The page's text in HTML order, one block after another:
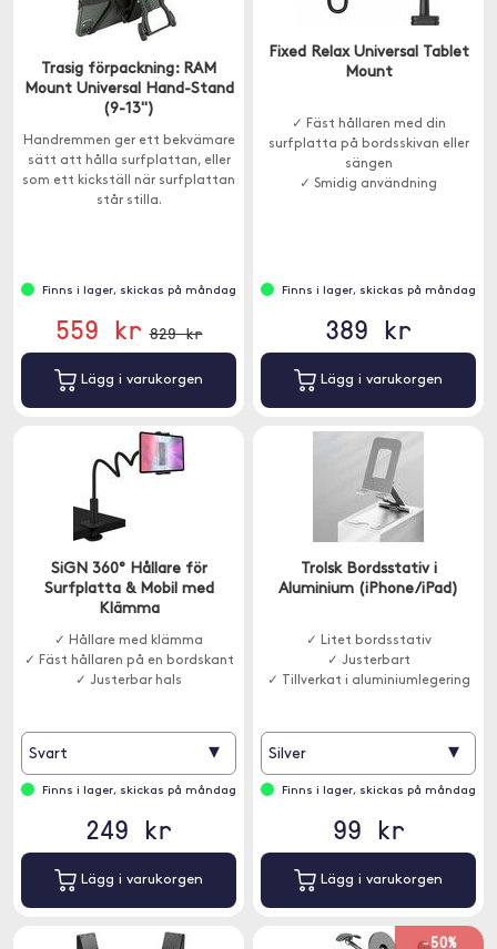
Trasig förpackning: RAM
Mount Universal Hand-Stand
(9-13")
Handremmen ger ett bekvämare
sätt att hålla surfplattan, eller
som ett kickställ när surfplattan
står stilla.
Finns i lager, skickas på måndag
559 kr 829 kr
Lägg i varukorgen
Fixed Relax Universal Tablet
Mount
✓ Fäst hållaren med din
surfplatta på bordsskivan eller
sängen
✓ Smidig användning
Finns i lager, skickas på måndag
389 kr
Lägg i varukorgen
SiGN 360° Hållare för
Surfplatta & Mobil med
Klämma
✓ Hållare med klämma
✓ Fäst hållaren på en bordskant
✓ Justerbar hals
Svart ▾
Finns i lager, skickas på måndag
249 kr
Lägg i varukorgen
Trolsk Bordsstativ i
Aluminium (iPhone/iPad)
✓ Litet bordsstativ
✓ Justerbart
✓ Tillverkat i aluminiumlegering
Silver ▾
Finns i lager, skickas på måndag
99 kr
Lägg i varukorgen
-50%